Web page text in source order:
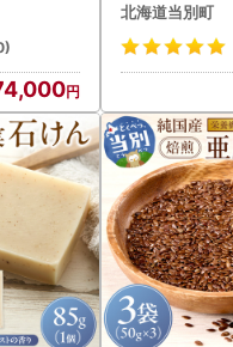
北海道当別町